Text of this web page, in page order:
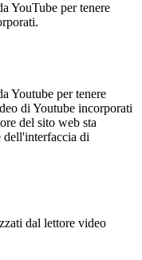
YouTube per tenere
Youtube per tenere
di Youtube incorporati
del sito web sta
dell'interfaccia di
dal lettore video